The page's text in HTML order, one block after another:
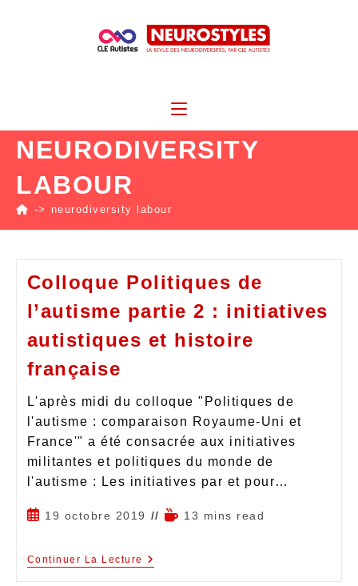
NEURODIVERSITY
LABOUR
-> neurodiversity labour
Colloque Politiques de
l’autisme partie 2 : initiatives
autistiques et histoire
française
L'après midi du colloque "Politiques de
l'autisme : comparaison Royaume-Uni et
France'" a été consacrée aux initiatives
militantes et politiques du monde de
l'autisme : Les initiatives par et pour…
19 octobre 2019 13 mins read
Continuer La Lecture